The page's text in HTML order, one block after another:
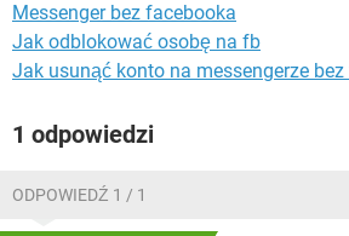
Messenger bez facebooka
Jak odblokować osobę na fb
Jak usunąć konto na messengerze
1 odpowiedzi
ODPOWIEDŹ 1 / 1